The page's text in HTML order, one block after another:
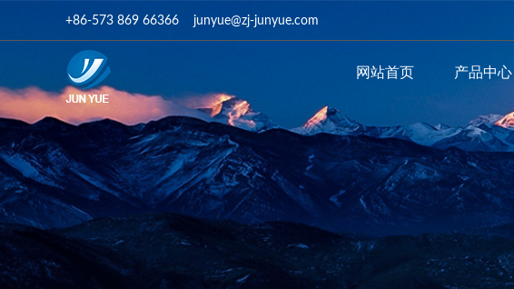
+86-573 869 66366 junyue@zj-junyue.com
网站首页 产品中心